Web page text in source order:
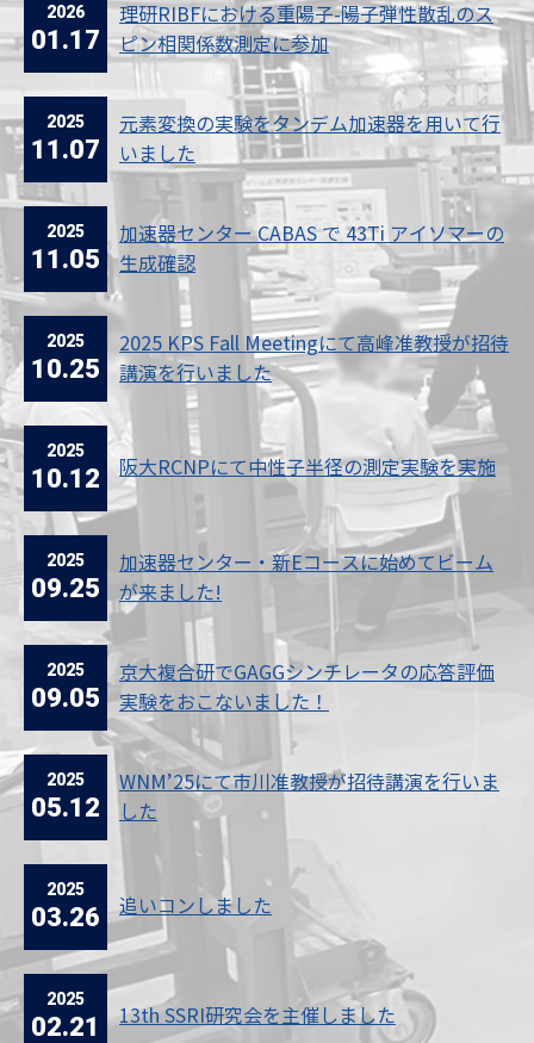
2026
01.17
理研RIBFにおける重陽子-陽子弾性散乱のス
ピン相関係数測定に参加
2025
11.07
元素変換の実験をタンデム加速器を用いて行
いました
2025
11.05
加速器センター CABAS で 43Ti アイソマーの
生成確認
2025
10.25
2025 KPS Fall Meetingにて高峰准教授が招待
講演を行いました
2025
10.12 阪大RCNPにて中性子半径の測定実験を実施
2025
09.25
加速器センター・新Eコースに始めてビーム
が来ました!
2025
09.05
京大複合研でGAGGシンチレータの応答評価
実験をおこないました！
2025
05.12
WNM’25にて市川准教授が招待講演を行いま
した
2025
03.26 追いコンしました
2025
02.21 13th SSRI研究会を主催しました